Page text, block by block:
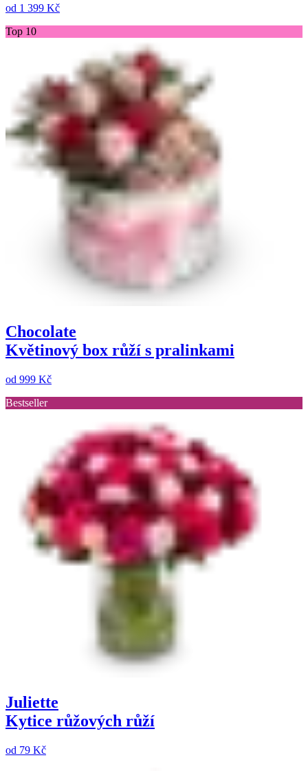
od 1 399 Kč
Top 10
Chocolate
Květinový box růží s pralinkami
od 999 Kč
Bestseller
Juliette
Kytice růžových růží
od 79 Kč